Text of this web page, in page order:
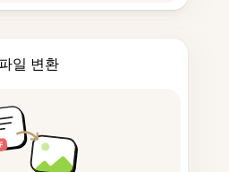
파일 변환